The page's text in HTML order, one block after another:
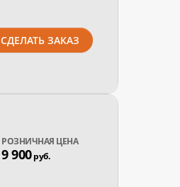
СДЕЛАТЬ ЗАКАЗ
РОЗНИЧНАЯ ЦЕНА
9 900руб.